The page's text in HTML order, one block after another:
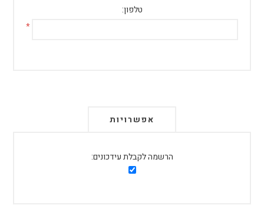
טלפון:
*
אפשרויות
הרשמה לקבלת עידכונים: